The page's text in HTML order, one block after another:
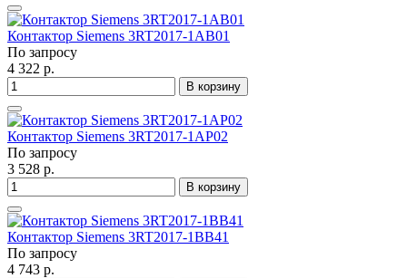
Контактор Siemens 3RT2017-1AB01
По запросу
4 322 р.
В корзину
Контактор Siemens 3RT2017-1AP02
По запросу
3 528 р.
В корзину
Контактор Siemens 3RT2017-1BB41
По запросу
4 743 р.